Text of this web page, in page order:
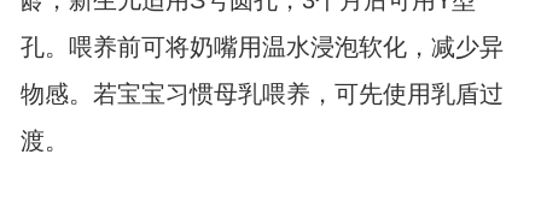
孔。喂养前可将奶嘴用温水浸泡软化，减少异
物感。若宝宝习惯母乳喂养，可先使用乳盾过
渡。